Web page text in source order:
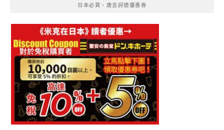
日本必買、唐吉訶德優惠券